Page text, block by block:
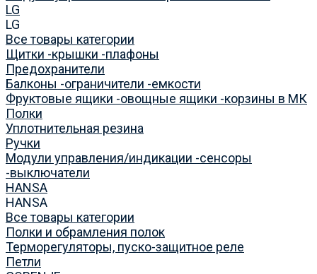
LG
LG
Все товары категории
Щитки -крышки -плафоны
Предохранители
Балконы -ограничители -емкости
Фруктовые ящики -овощные ящики -корзины в МК
Полки
Уплотнительная резина
Ручки
Модули управления/индикации -сенсоры
-выключатели
HANSA
HANSA
Все товары категории
Полки и обрамления полок
Терморегуляторы, пуско-защитное реле
Петли